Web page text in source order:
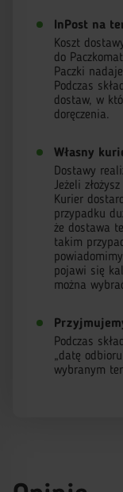
InPost na
Koszt
do
Paczki
Podczas
dostaw, w
doręczenia.
Własny
Dostawy
Jeżeli
Kurier
przypadku
że dostawa
takim
pojawi się
można
Podczas
„datę
wybranym